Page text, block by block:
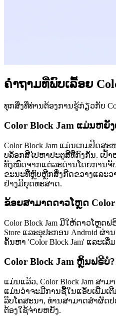
ຄຳຖາມທີ່ພົບເລື້ອຍ
ທຸກສິ່ງທີ່ທ່ານຕ້ອງການຮູ້ກ່ຽວກັບ
Color Block Jam ແມ່ນຫຍັ
Color Block Jam ແມ່ນເກມປິດສ
ບລັອກສີໄປຫາປະຕູສີທີ່ກົງກັນ. ເປົ້
ທັງໝົດຈາກແຕ່ລະດ່ານໂດຍການ
ຂະນະທີ່ຫຼົບຫຼີກສິ່ງກີດຂວາງແລະວ
ຢ່າງມີຍຸດທະສາດ.
ຂ້ອຍສາມາດດາວໂຫຼດ Color
Color Block Jam ມີໃຫ້ດາວໂຫຼດ
Store ແລະອຸປະກອນ Android ຜ່ານ
ຄົ້ນຫາ 'Color Block Jam' ແລະເລີ່
Color Block Jam ຫຼິ້ນຟຣີບໍ?
ແມ່ນແລ້ວ, Color Block Jam ສາ
ແມ່ນວ່າຈະມີການຊື້ໃນແອັບເພີ່ມເ
ລຶບໂຄສະນາ, ທ່ານສາມາດສຳຜັດ
ຕ້ອງໃຊ້ຈ່າຍຫຍັງ.